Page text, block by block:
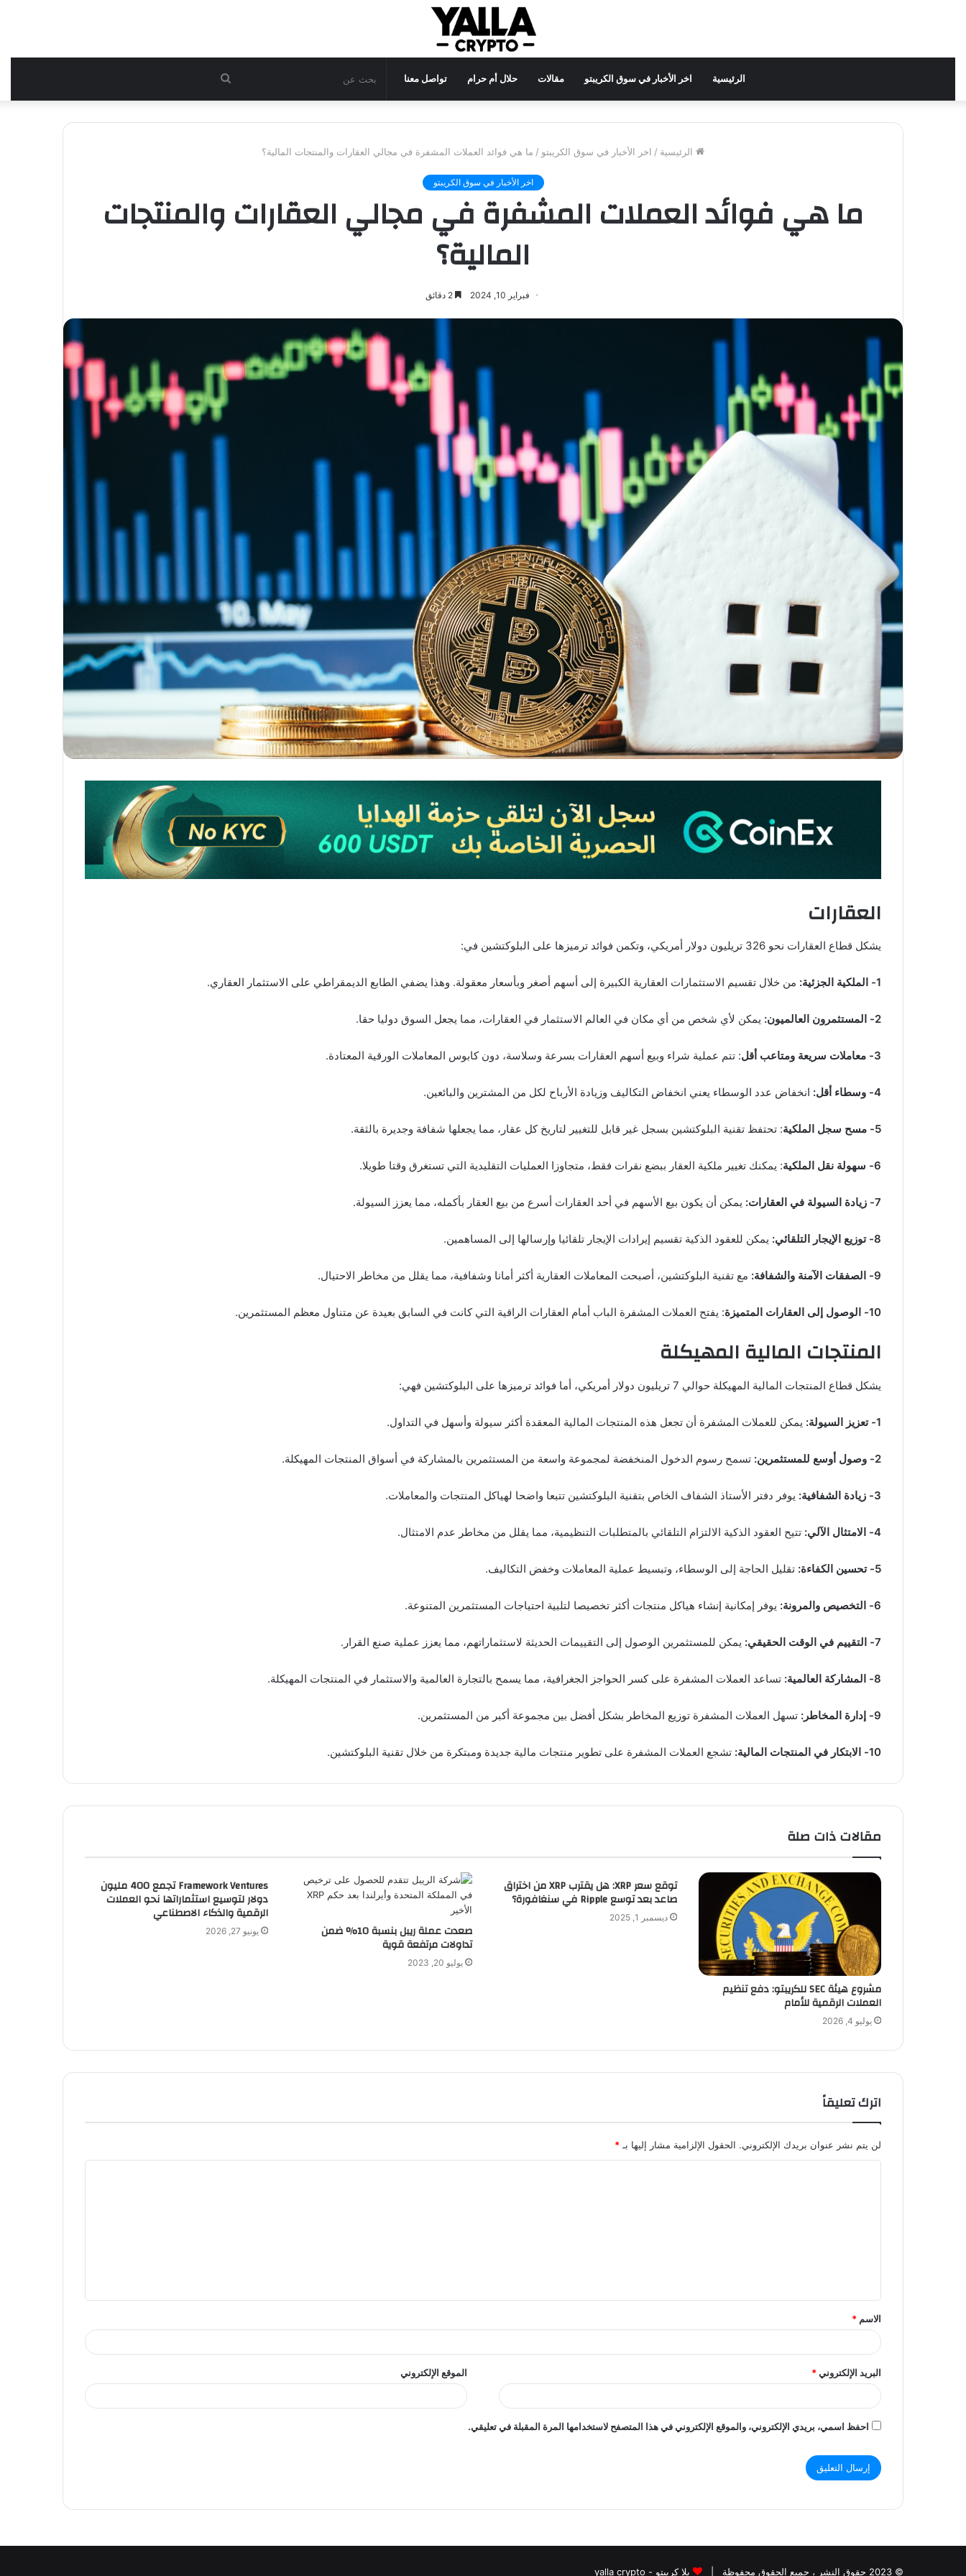
الرئيسية اخر الأخبار في سوق الكريبتو مقالات حلال أم حرام تواصل معنا بحث
عن
الرئيسية / اخر الأخبار في سوق الكريبتو / ما هي فوائد العملات المشفرة في مجالي العقارات والمنتجات المالية؟
اخر الأخبار في سوق الكريبتو
ما هي فوائد العملات المشفرة في مجالي العقارات والمنتجات
المالية؟
فبراير 10, 2024
العقارات
يشكل قطاع العقارات نحو 326 تريليون دولار أمريكي، وتكمن فوائد ترميزها على البلوكتشين في:
1- الملكية الجزئية: من خلال تقسيم الاستثمارات العقارية الكبيرة إلى أسهم أصغر وبأسعار معقولة. وهذا يضفي الطابع الديمقراطي على الاستثمار العقاري.
2- المستثمرون العالميون: يمكن لأي شخص من أي مكان في العالم الاستثمار في العقارات، مما يجعل السوق دوليا حقا.
3- معاملات سريعة ومتاعب أقل : تتم عملية شراء وبيع أسهم العقارات بسرعة وسلاسة، دون كابوس المعاملات الورقية المعتادة.
4- وسطاء أقل: انخفاض عدد الوسطاء يعني انخفاض التكاليف وزيادة الأرباح لكل من المشترين والبائعين.
5- مسح سجل الملكية : تحتفظ تقنية البلوكتشين بسجل غير قابل للتغيير لتاريخ كل عقار، مما يجعلها شفافة وجديرة بالثقة.
6- سهولة نقل الملكية : يمكنك تغيير ملكية العقار ببضع نقرات فقط، متجاوزا العمليات التقليدية التي تستغرق وقتا طويلا.
7- زيادة السيولة في العقارات: يمكن أن يكون بيع الأسهم في أحد العقارات أسرع من بيع العقار بأكمله، مما يعزز السيولة.
8- توزيع الإيجار التلقائي: يمكن للعقود الذكية تقسيم إيرادات الإيجار تلقائيا وإرسالها إلى المساهمين.
9- الصفقات الآمنة والشفافة: مع تقنية البلوكتشين، أصبحت المعاملات العقارية أكثر أمانا وشفافية، مما يقلل من مخاطر الاحتيال.
10- الوصول إلى العقارات المتميزة : يفتح العملات المشفرة الباب أمام العقارات الراقية التي كانت في السابق بعيدة عن متناول معظم المستثمرين.
المنتجات المالية المهيكلة
يشكل قطاع المنتجات المالية المهيكلة حوالي 7 تريليون دولار أمريكي، أما فوائد ترميزها على البلوكتشين فهي:
1- تعزيز السيولة: يمكن للعملات المشفرة أن تجعل هذه المنتجات المالية المعقدة أكثر سيولة وأسهل في التداول.
2- وصول أوسع للمستثمرين: تسمح رسوم الدخول المنخفضة لمجموعة واسعة من المستثمرين بالمشاركة في أسواق المنتجات المهيكلة.
3- زيادة الشفافية: يوفر دفتر الأستاذ الشفاف الخاص بتقنية البلوكتشين تتبعا واضحا لهياكل المنتجات والمعاملات.
4- الامتثال الآلي: تتيح العقود الذكية الالتزام التلقائي بالمتطلبات التنظيمية، مما يقلل من مخاطر عدم الامتثال.
5- تحسين الكفاءة: تقليل الحاجة إلى الوسطاء، وتبسيط عملية المعاملات وخفض التكاليف.
6- التخصيص والمرونة: يوفر إمكانية إنشاء هياكل منتجات أكثر تخصيصا لتلبية احتياجات المستثمرين المتنوعة.
7- التقييم في الوقت الحقيقي: يمكن للمستثمرين الوصول إلى التقييمات الحديثة لاستثماراتهم، مما يعزز عملية صنع القرار.
8- المشاركة العالمية: تساعد العملات المشفرة على كسر الحواجز الجغرافية، مما يسمح بالتجارة العالمية والاستثمار في المنتجات المهيكلة.
9- إدارة المخاطر: تسهل العملات المشفرة توزيع المخاطر بشكل أفضل بين مجموعة أكبر من المستثمرين.
10- الابتكار في المنتجات المالية: تشجع العملات المشفرة على تطوير منتجات مالية جديدة ومبتكرة من خلال تقنية البلوكتشين.
مقالات ذات صلة
مشروع هيئة SEC للكريبتو: دفع تنظيم
العملات الرقمية للأمام
يوليو 4, 2026
توقع سعر XRP: هل يقترب XRP من اختراق
صاعد بعد توسع Ripple في سنغافورة؟
ديسمبر 1, 2025
صعدت عملة ريبل بنسبة 10% ضمن
تداولات مرتفعة قوية
يوليو 20, 2023
Framework Ventures تجمع 400 مليون
دولار لتوسيع استثماراتها نحو العملات
الرقمية والذكاء الاصطناعي
يونيو 27, 2026
اترك تعليقاً
لن يتم نشر عنوان بريدك الإلكتروني. الحقول الإلزامية مشار إليها بـ *
ق
*
الاسم *
البريد الإلكتروني* الموقع الإلكتروني
احفظ اسمي، بريدي الإلكتروني، والموقع الإلكتروني في هذا المتصفح لاستخدامها المرة المقبلة في تعليقي.
© 2023 حقوق النشر ، جميع الحقوق محفوظة | يلا كريبتو - yalla crypto